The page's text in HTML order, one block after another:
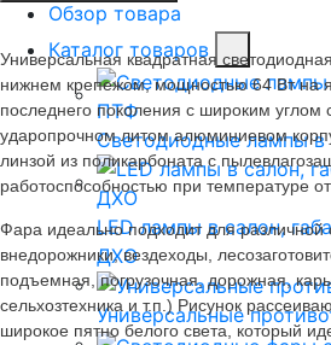
Каталог товаров
Светодиодные лампы в
LED лампы в салон,
ДХО
Универсальные
Обзор товара
Универсальная квадратная
нижнем крепежом, мощностью 64 Вт на
последнего поколения с широким углом
ударопрочном литом алюминиевом
линзой из поликарбоната с
работоспособностью при температуре
Фара идеально подходит для различной
внедорожники, вездеходы,
подъемная, погрузочная, дорожная,
сельхозтехника и т.п.) Рисунок
широкое пятно белого света, который